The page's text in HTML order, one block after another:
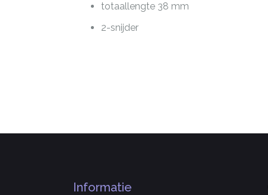
totaallengte 38 mm
2-snijder
Informatie